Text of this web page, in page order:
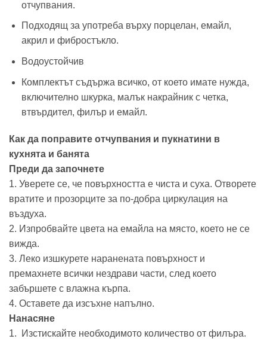
отчупвания.
Подходящ за употреба върху порцелан, емайл,
акрил и фибростъкло.
Водоустойчив
Комплектът съдържа всичко, от което имате нужда,
включително шкурка, малък накрайник с четка,
втвърдител, филър и емайл.
Как да поправите отчупвания и пукнатини в
кухнята и банята
Преди да започнете
1. Уверете се, че повърхността е чиста и суха. Отворете
вратите и прозорците за по-добра циркулация на
въздуха.
2. Изпробвайте цвета на емайла на място, което не се
вижда.
3. Леко изшкурете наранената повърхност и
премахнете всички нездрави части, след което
забършете с влажна кърпа.
4. Оставете да изсъхне напълно.
Нанасяне
1. Изстискайте необходимото количество от филъра.